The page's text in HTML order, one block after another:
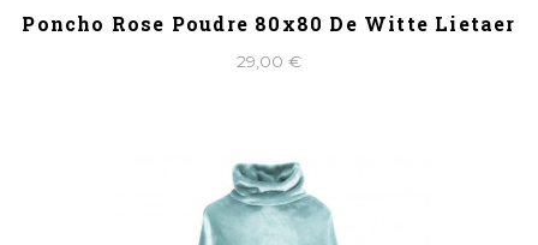
Poncho Rose Poudre 80x80 De Witte Lietaer
29,00 €